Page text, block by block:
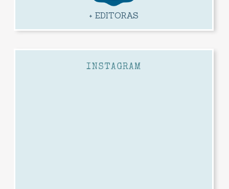
+ EDITORAS
INSTAGRAM